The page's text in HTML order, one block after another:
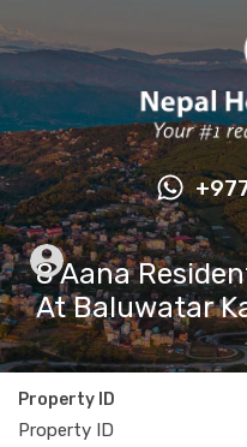
8 Aana
At Baluwatar
Property ID